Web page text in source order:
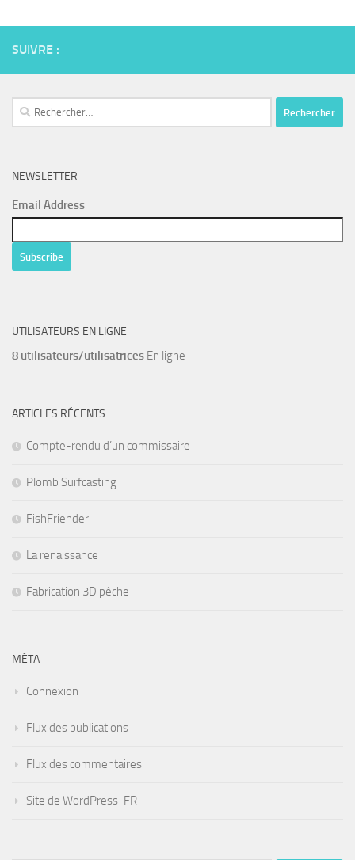
SUIVRE :
Rechercher :
NEWSLETTER
Email Address
UTILISATEURS EN LIGNE
8 utilisateurs/utilisatrices En ligne
ARTICLES RÉCENTS
Compte-rendu d’un commissaire
Plomb Surfcasting
FishFriender
La renaissance
Fabrication 3D pêche
MÉTA
Connexion
Flux des publications
Flux des commentaires
Site de WordPress-FR